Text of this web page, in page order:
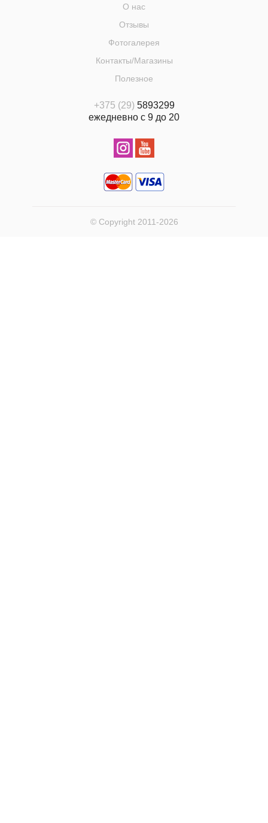
О нас
Отзывы
Фотогалерея
Контакты/Магазины
Полезное
+375 (29)5893299
ежедневно с 9 до 20
© Copyright 2011-2026